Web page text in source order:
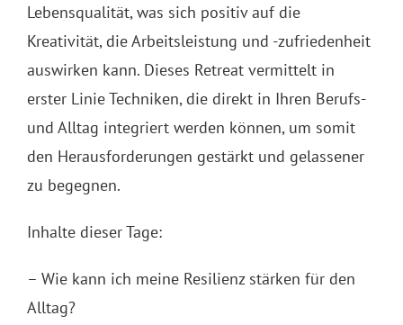
Lebensqualität, was sich positiv auf die
Kreativität, die Arbeitsleistung und -zufriedenheit
auswirken kann. Dieses Retreat vermittelt in
erster Linie Techniken, die direkt in Ihren Berufs-
und Alltag integriert werden können, um somit
den Herausforderungen gestärkt und gelassener
zu begegnen.
Inhalte dieser Tage:
– Wie kann ich meine Resilienz stärken für den
Alltag?